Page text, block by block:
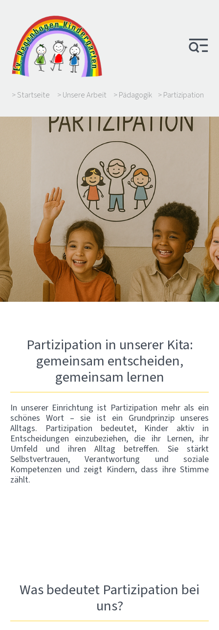
> Startseite > Unsere Arbeit > Pädagogik > Partizipation
Partizipation in unserer Kita:
gemeinsam entscheiden,
gemeinsam lernen
In unserer Einrichtung ist Partizipation mehr als ein
schönes Wort – sie ist ein Grundprinzip unseres
Alltags. Partizipation bedeutet, Kinder aktiv in
Entscheidungen einzubeziehen, die ihr Lernen, ihr
Umfeld und ihren Alltag betreffen. Sie stärkt
Selbstvertrauen, Verantwortung und soziale
Kompetenzen und zeigt Kindern, dass ihre Stimme
zählt.
Was bedeutet Partizipation bei
uns?